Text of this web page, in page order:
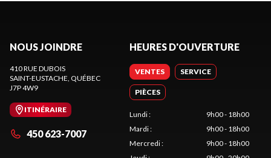
NOUS JOINDRE
410 RUE DUBOIS
SAINT-EUSTACHE, QUÉBEC
J7P 4W9
ITINÉRAIRE
450 623-7007
HEURES D'OUVERTURE
VENTES SERVICE
PIÈCES
Lundi:
9h00 - 18h00
Mardi:
9h00 - 18h00
Mercredi:
9h00 - 18h00